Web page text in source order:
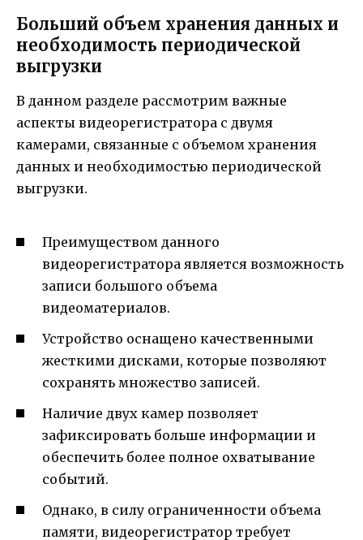
Больший объем хранения данных и
необходимость периодической
выгрузки
В данном разделе рассмотрим важные
аспекты видеорегистратора с двумя
камерами, связанные с объемом хранения
данных и необходимостью периодической
выгрузки.
Преимуществом данного
видеорегистратора является возможность
записи большого объема
видеоматериалов.
Устройство оснащено качественными
жесткими дисками, которые позволяют
сохранять множество записей.
Наличие двух камер позволяет
зафиксировать больше информации и
обеспечить более полное охватывание
событий.
Однако, в силу ограниченности объема
памяти, видеорегистратор требует